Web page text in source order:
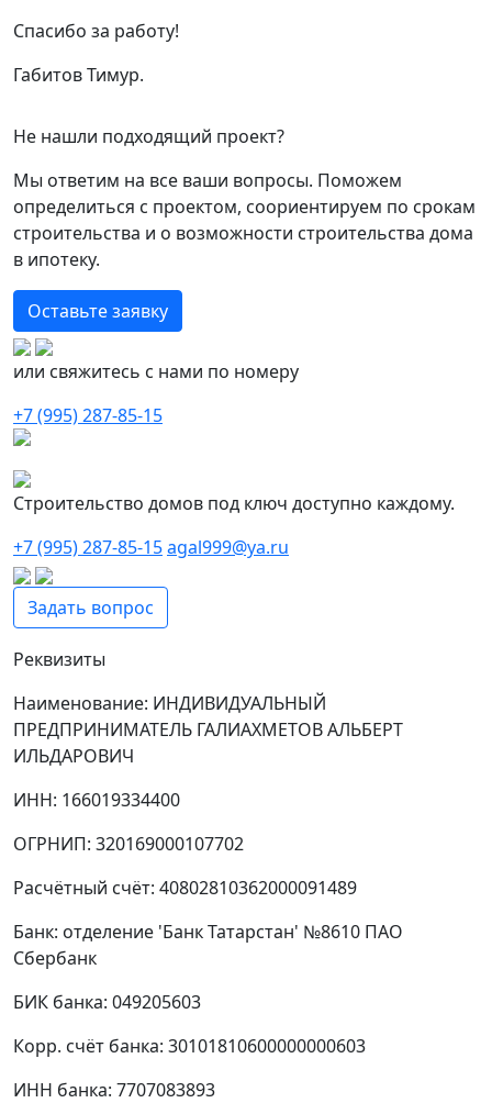
Спасибо за работу!
Габитов Тимур.
Не нашли подходящий проект?
Мы ответим на все ваши вопросы. Поможем
определиться с проектом, соориентируем по срокам
строительства и о возможности строительства дома
в ипотеку.
Оставьте заявку
или свяжитесь с нами по номеру
+7 (995) 287-85-15
Строительство домов под ключ доступно каждому.
+7 (995) 287-85-15agal999@ya.ru
Задать вопрос
Реквизиты
Наименование: ИНДИВИДУАЛЬНЫЙ
ПРЕДПРИНИМАТЕЛЬ ГАЛИАХМЕТОВ АЛЬБЕРТ
ИЛЬДАРОВИЧ
ИНН: 166019334400
ОГРНИП: 320169000107702
Расчётный счёт: 40802810362000091489
Банк: отделение 'Банк Татарстан' №8610 ПАО
Сбербанк
БИК банка: 049205603
Корр. счёт банка: 30101810600000000603
ИНН банка: 7707083893